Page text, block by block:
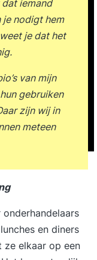
iemand
je nodigt hem
je dat het
van mijn
gebruiken
zijn wij in
meteen
en diners
ze elkaar op een